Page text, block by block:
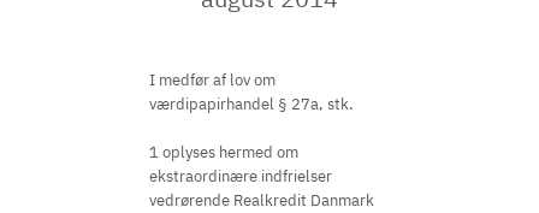
I medfør af lov om
værdipapirhandel § 27a, stk.
1 oplyses hermed om
ekstraordinære indfrielser
vedrørende Realkredit Danmark